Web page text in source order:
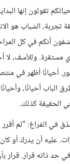
تقولون إنها
تجربة، الشباب هو
أنكم في كل
مستقرة. وللأسف، لا
أحيانًا أظهر في
الباب أحيانًا،
الحقيقة كذلك.
في الفراغ: "لم
عليه أن يدرك أو
حد ذاته قرار. قرار